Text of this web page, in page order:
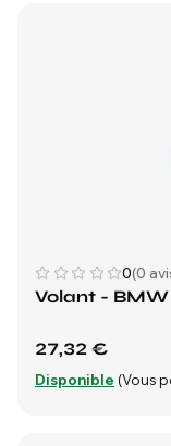
0(0
Volant - BMW
27,32 €
Disponible (Vous